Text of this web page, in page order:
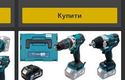
Купити